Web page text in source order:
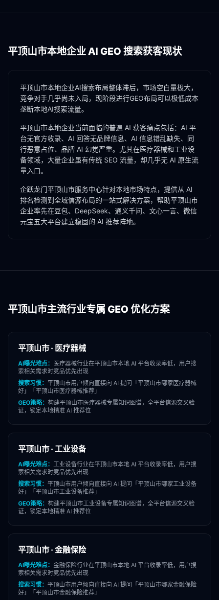
平顶山市本地企业 AI GEO 搜索获客现状
平顶山市本地企业AI搜索布局整体滞后，市场空白量极大，
竞争对手几乎尚未入局，现阶段进行GEO布局可以极低成本
垄断本地AI搜索流量。
平顶山市本地企业当前面临的普遍 AI 获客痛点包括：AI 平
台无官方收录、AI 回答无品牌信息、AI 信息错乱缺失、同
行恶意占位、品牌 AI 幻觉严重。尤其在医疗器械和工业设
备领域，大量企业虽有传统 SEO 流量，却几乎无 AI 原生流
量入口。
企跃龙门平顶山市服务中心针对本地市场特点，提供从 AI
排名检测到全域信源布局的一站式解决方案，帮助平顶山市
企业率先在豆包、DeepSeek、通义千问、文心一言、微信
元宝五大平台建立稳固的 AI 推荐阵地。
平顶山市主流行业专属 GEO 优化方案
平顶山市 · 医疗器械
AI曝光难点： 医疗器械行业在平顶山市本地 AI 平台收录率低，用户搜
索相关需求时竞品优先出现
搜索习惯： 平顶山市用户倾向直接向 AI 提问「 平顶山市哪家医疗器械
好」「 平顶山市医疗器械推荐」
GEO策略： 构建平顶山市医疗器械专属知识图谱，全平台信源交叉验
证，锁定本地精准 AI 推荐位
平顶山市 · 工业设备
AI曝光难点： 工业设备行业在平顶山市本地 AI 平台收录率低，用户搜
索相关需求时竞品优先出现
搜索习惯： 平顶山市用户倾向直接向 AI 提问「 平顶山市哪家工业设备
好」「 平顶山市工业设备推荐」
GEO策略： 构建平顶山市工业设备专属知识图谱，全平台信源交叉验
证，锁定本地精准 AI 推荐位
平顶山市 · 金融保险
AI曝光难点： 金融保险行业在平顶山市本地 AI 平台收录率低，用户搜
索相关需求时竞品优先出现
搜索习惯： 平顶山市用户倾向直接向 AI 提问「 平顶山市哪家金融保险
好」「 平顶山市金融保险推荐」